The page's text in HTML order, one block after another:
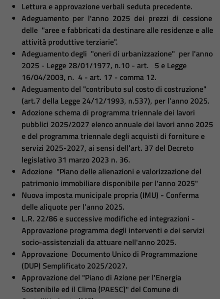
Lettura e approvazione verbali seduta precedente.
Adeguamento per l'anno 2025 dei prezzi di cessione
delle "aree e fabbricati da destinare alle residenze e alle
attività produttive terziarie".
Adeguamento degli "oneri di urbanizzazione" per l'anno
2025 - Legge 28/01/1977, n.10 - art. 5 e Legge
16/04/2003, n. 4 - art. 17 - comma 12.
Adeguamento del "contributo sul costo di costruzione"
(art.7 della Legge 24/12/1993, n.537), per l'anno 2025.
Adozione schema di programma triennale dei lavori
pubblici 2025/2027 elenco annuale dei lavori anno 2025
e del programma triennale degli acquisti di forniture e
servizi 2025-2027, ai sensi dell'art. 37 del Decreto
legislativo 31 marzo 2023 n. 36.
Adozione "Piano delle alienazioni e valorizzazione del
patrimonio immobiliare disponibile per l'anno 2025"
Nuova imposta municipale propria (IMU) - Conferma
delle aliquote per l'anno 2025.
L.R. 22/86 e successive modifiche ed integrazioni -
Approvazione programma degli interventi e dei servizi
socio-assistenziali da attuare nell'anno 2025.
Approvazione Documento Unico di Programmazione
(DUP) Semplificato 2025/2027.
Approvazione del "Piano di Azione per l'Energia
Sostenibile ed il Clima (PAESC)" del Comune di